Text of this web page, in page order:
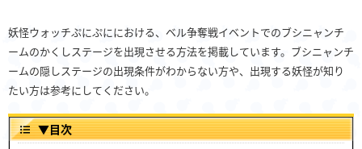
妖怪ウォッチぷにぷににおける、ベル争奪戦イベントでのブシニャンチ
ームのかくしステージを出現させる方法を掲載しています。ブシニャンチ
ームの隠しステージの出現条件がわからない方や、出現する妖怪が知り
たい方は参考にしてください。
▼目次